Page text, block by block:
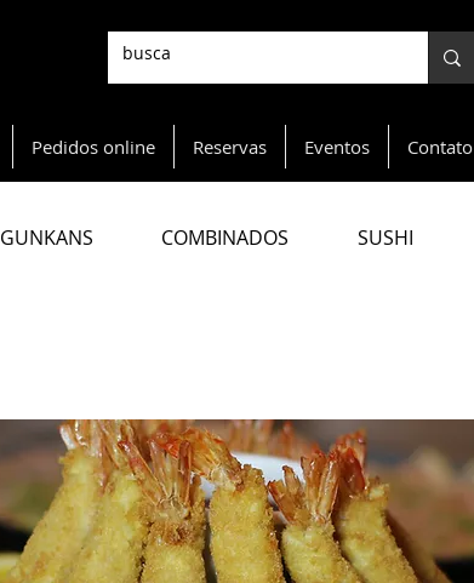
Pedidos online Reservas Eventos Contato
GUNKANS COMBINADOS SUSHI